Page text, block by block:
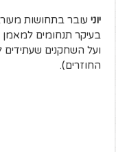
יוני עובר בתחושות
בעיקר תנחומים
ועל השחקנים שעתידים
החוזרים).